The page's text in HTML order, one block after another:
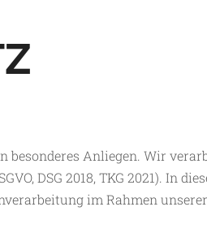
besonderes Anliegen. Wir
DSG 2018, TKG 2021). In
im Rahmen